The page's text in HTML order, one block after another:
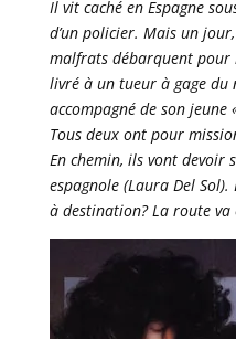
Il vit caché en Espagne
d’un policier. Mais un
malfrats débarquent pour
livré à un tueur à gage du
accompagné de son jeune
Tous deux ont pour
En chemin, ils vont devoir
espagnole (Laura Del
à destination? La route va